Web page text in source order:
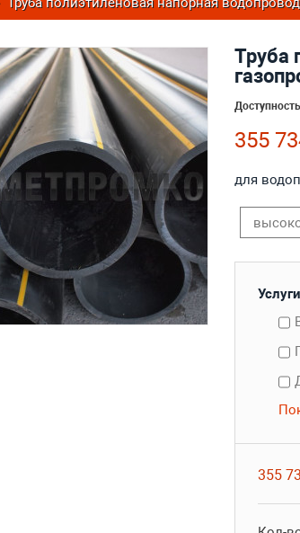
Труба
355
для
Услуги
355